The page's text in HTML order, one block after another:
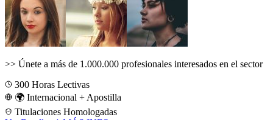
>> Únete a más de 1.000.000 profesionales interesados en el sector
300 Horas Lectivas
🌍 Internacional + Apostilla
Titulaciones Homologadas